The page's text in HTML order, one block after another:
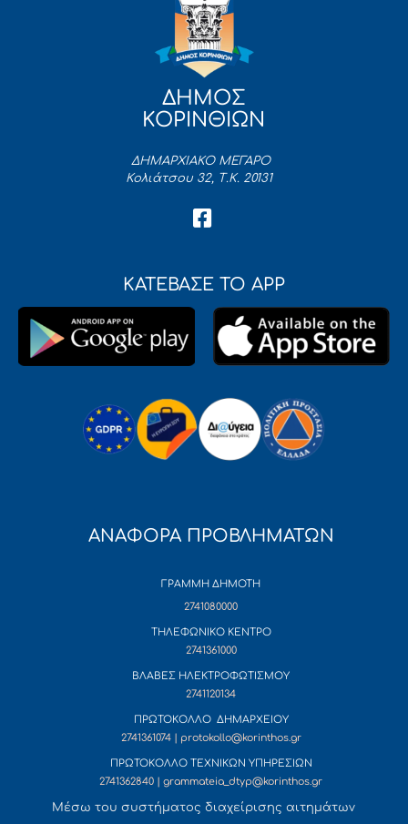
ΔΗΜΟΣ
ΚΟΡΙΝΘΙΩΝ
ΔΗΜΑΡΧΙΑΚΟ ΜΕΓΑΡΟ
Κολιάτσου 32, Τ.Κ. 20131
ΚΑΤΕΒΑΣΕ ΤΟ APP
ΑΝΑΦΟΡΑ ΠΡΟΒΛΗΜΑΤΩΝ
ΓΡΑΜΜΗ ΔΗΜΟΤΗ
2741080000
ΤΗΛΕΦΩΝΙΚΟ ΚΕΝΤΡΟ
2741361000
ΒΛΑΒΕΣ ΗΛΕΚΤΡΟΦΩΤΙΣΜΟΥ
2741120134
ΠΡΩΤΟΚΟΛΛΟ ΔΗΜΑΡΧΕΙΟΥ
2741361074 | protokollo@korinthos.gr
ΠΡΩΤΟΚΟΛΛΟ ΤΕΧΝΙΚΩΝ ΥΠΗΡΕΣΙΩΝ
2741362840 | grammateia_dtyp@korinthos.gr
Mέσω του συστήματος διαχείρισης αιτημάτων